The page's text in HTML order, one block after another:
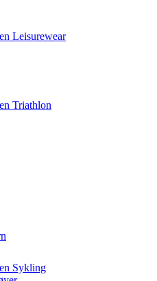
Leisurewear
Triathlon
Sykling